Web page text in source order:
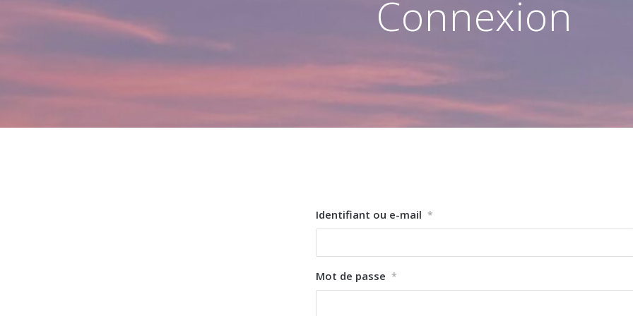
Connexion
Identifiant ou e-mail *
Mot de passe *